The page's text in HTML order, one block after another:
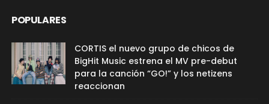
POPULARES
CORTIS el nuevo grupo de chicos de
BigHit Music estrena el MV pre-debut
para la canción “GO!” y los netizens
reaccionan